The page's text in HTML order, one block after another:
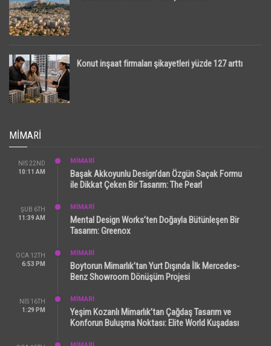
Konut inşaat firmaları şikayetleri yüzde 127 arttı
MIMARI
NIS 22ND
10:11 AM
MİMARİ
Başak Akkoyunlu Design’dan Özgün Saçak Formu
ile Dikkat Çeken Bir Tasarım: The Pearl
ŞUB 6TH
11:39 AM
MİMARİ
Mental Design Works’ten Doğayla Bütünleşen Bir
Tasarım: Greenox
OCA 12TH
6:53 PM
MİMARİ
Boytorun Mimarlık’tan Yurt Dışında İlk Mercedes-
Benz Showroom Dönüşüm Projesi
NIS 16TH
1:29 PM
MİMARİ
Yeşim Kozanlı Mimarlık’tan Çağdaş Tasarım ve
Konforun Buluşma Noktası: Elite World Kuşadası